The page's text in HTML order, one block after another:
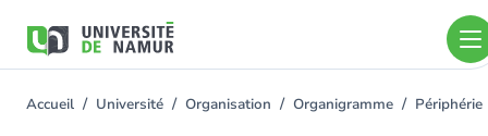
contenu
You
Accueil Université Organisation Organigramme Périphérie